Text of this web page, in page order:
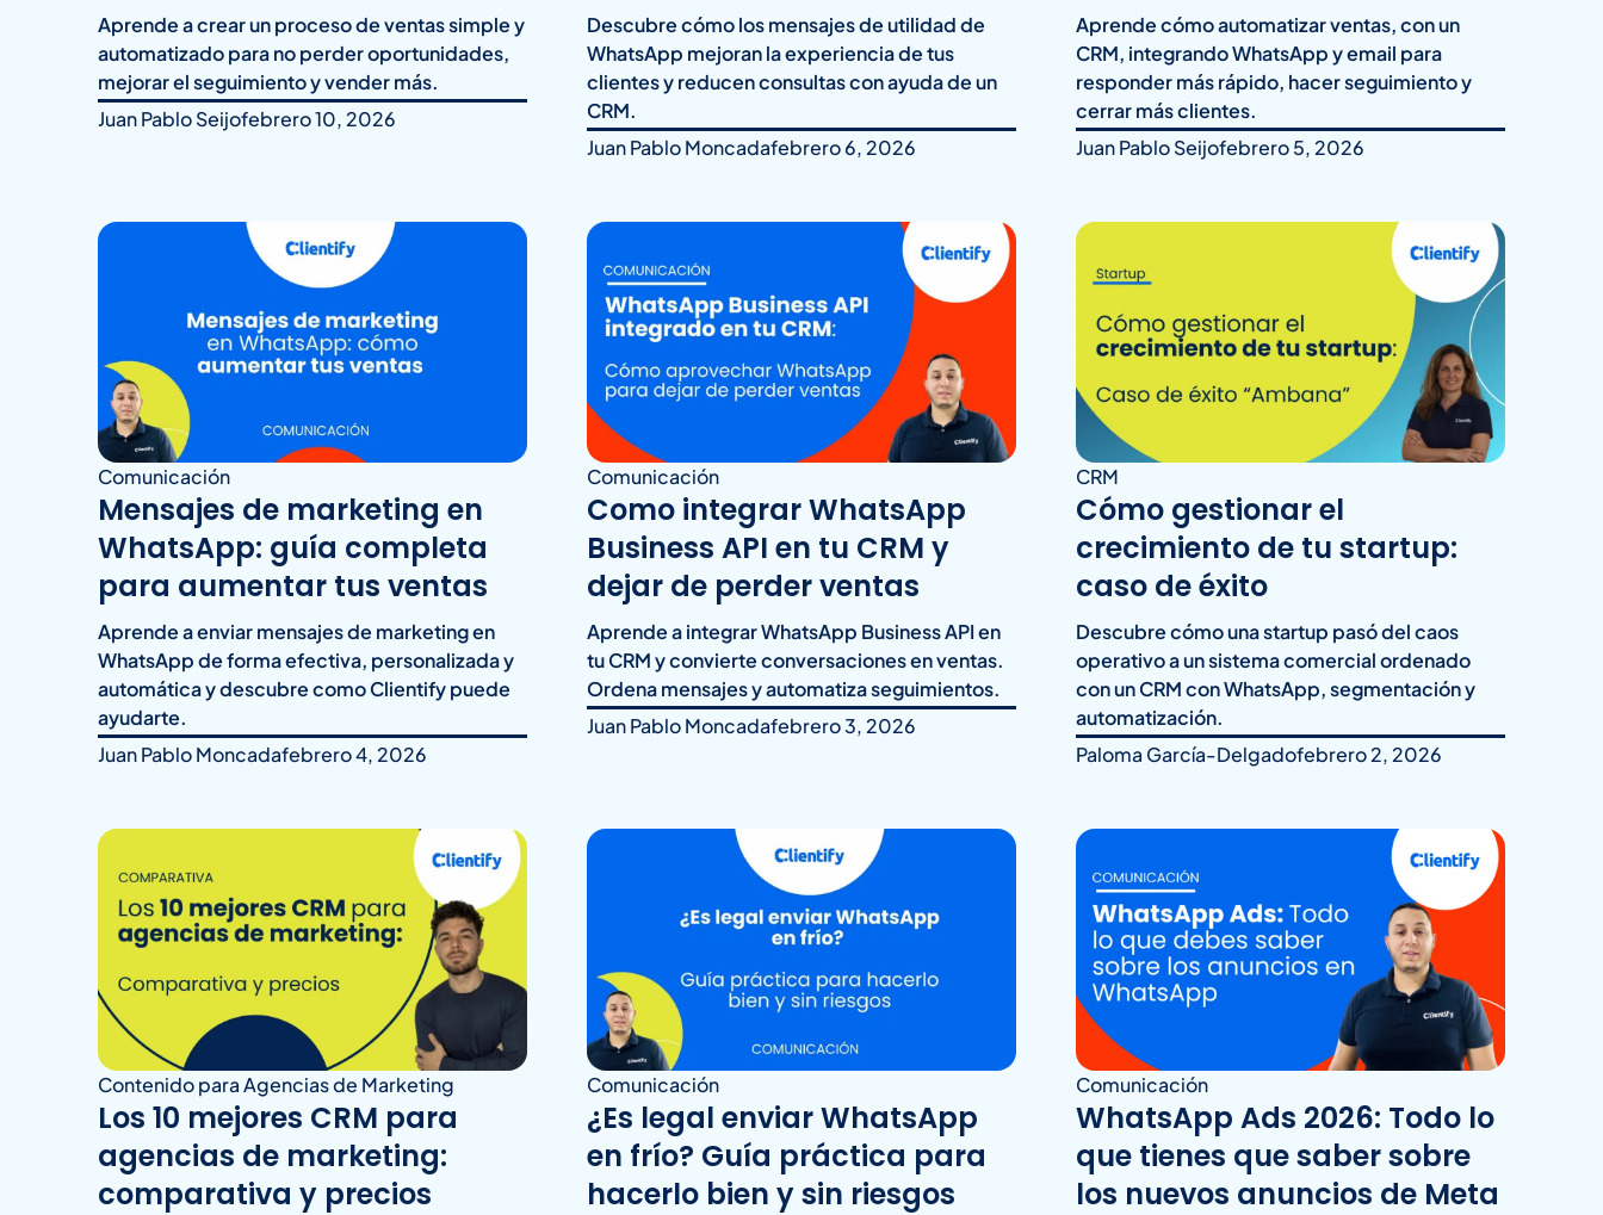
Aprende a crear un proceso de ventas simple y
automatizado para no perder oportunidades,
mejorar el seguimiento y vender más.
Juan Pablo Seijofebrero 10, 2026
Descubre cómo los mensajes de utilidad de
WhatsApp mejoran la experiencia de tus
clientes y reducen consultas con ayuda de un
CRM.
Juan Pablo Moncadafebrero 6, 2026
Aprende cómo automatizar ventas, con un
CRM, integrando WhatsApp y email para
responder más rápido, hacer seguimiento y
cerrar más clientes.
Juan Pablo Seijofebrero 5, 2026
Comunicación
Mensajes de marketing en
WhatsApp: guía completa
para aumentar tus ventas
Aprende a enviar mensajes de marketing en
WhatsApp de forma efectiva, personalizada y
automática y descubre como Clientify puede
ayudarte.
Juan Pablo Moncadafebrero 4, 2026
Comunicación
Como integrar WhatsApp
Business API en tu CRM y
dejar de perder ventas
Aprende a integrar WhatsApp Business API en
tu CRM y convierte conversaciones en ventas.
Ordena mensajes y automatiza seguimientos.
Juan Pablo Moncadafebrero 3, 2026
CRM
Cómo gestionar el
crecimiento de tu startup:
caso de éxito
Descubre cómo una startup pasó del caos
operativo a un sistema comercial ordenado
con un CRM con WhatsApp, segmentación y
automatización.
Paloma García-Delgadofebrero 2, 2026
Contenido para Agencias de Marketing
Los 10 mejores CRM para
agencias de marketing:
comparativa y precios
Comunicación
¿Es legal enviar WhatsApp
en frío? Guía práctica para
hacerlo bien y sin riesgos
Comunicación
WhatsApp Ads 2026: Todo lo
que tienes que saber sobre
los nuevos anuncios de Meta